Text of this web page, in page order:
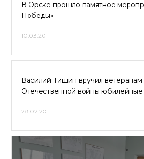
В Орске прошло памятное
Победы»
10.03.20
Василий Тишин вручил
Отечественной войны
28.02.20